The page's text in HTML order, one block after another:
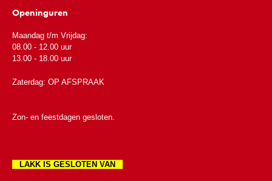
Openinguren
Maandag t/m Vrijdag:
08.00 - 12.00 uur
13.00 - 18.00 uur
Zaterdag: OP AFSPRAAK
Zon- en feestdagen gesloten.
LAKK IS GESLOTEN VAN